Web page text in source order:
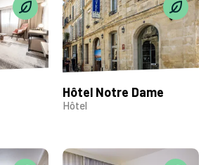
Hôtel Notre Dame
Hôtel